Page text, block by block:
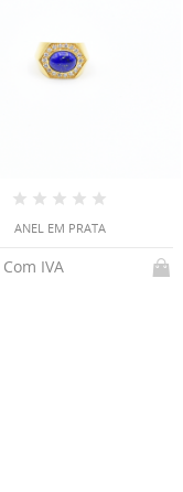
ANEL EM PRATA
Com IVA